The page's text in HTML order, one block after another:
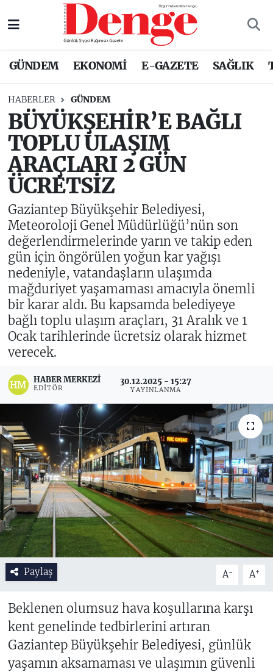
GÜNDEM EKONOMİ E-GAZETE SAĞLIK
HABERLER GÜNDEM
BÜYÜKŞEHİR’E BAĞLI
TOPLU ULAŞIM
ARAÇLARI 2 GÜN
ÜCRETSİZ
Gaziantep Büyükşehir Belediyesi,
Meteoroloji Genel Müdürlüğü’nün son
değerlendirmelerinde yarın ve takip eden
gün için öngörülen yoğun kar yağışı
nedeniyle, vatandaşların ulaşımda
mağduriyet yaşamaması amacıyla önemli
bir karar aldı. Bu kapsamda belediyeye
bağlı toplu ulaşım araçları, 31 Aralık ve 1
Ocak tarihlerinde ücretsiz olarak hizmet
verecek.
HABER MERKEZI
EDITÖR
30.12.2025 - 15:27
YAYINLANMA
Paylaş A- A+
Beklenen olumsuz hava koşullarına karşı
kent genelinde tedbirlerini artıran
Gaziantep Büyükşehir Belediyesi, günlük
yaşamın aksamaması ve ulaşımın güvenli
Nöbetçi Eczaneler
Trafik Durumu
Süper Lig Puan Durumu ve Fikstür
Tüm Manşetler
Son Dakika Haberleri
Haber Arşivi